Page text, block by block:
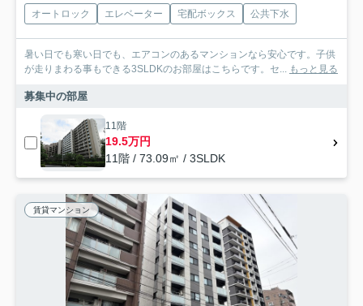
オートロック エレベーター 宅配ボックス 公共下水
暑い日でも寒い日でも、エアコンのあるマンションなら安心です。子供
が走りまわる事もできる3SLDKのお部屋はこちらです。セ... もっと見る
募集中の部屋
11階
19.5万円
11階 / 73.09㎡ / 3SLDK
賃貸マンション